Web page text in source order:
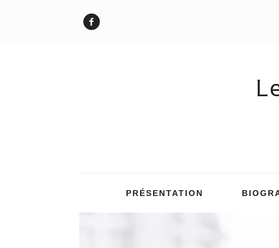
PRÉSENTATION